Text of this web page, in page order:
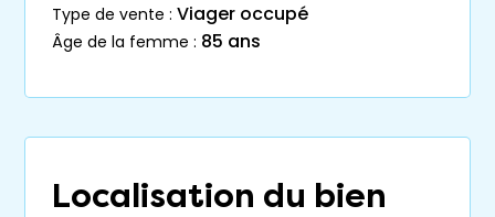
type de vente : Viager occupé
âge de la femme : 85 ans
Localisation du bien